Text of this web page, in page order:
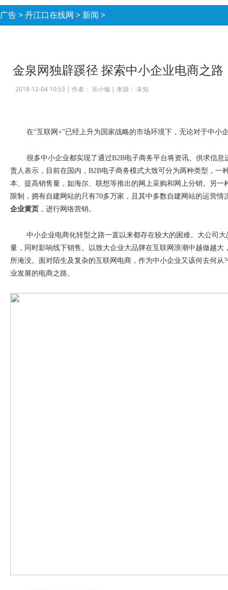
广告>丹江口在线网 > 新闻 >
金泉网独辟蹊径 探索中小企业电商之路
2018-12-04 10:53 | 作者： 乐小编 | 来源： 未知
在“互联网 +”已经上升为国家战略的市场环境下，无论对于中小
很多中小企业都实现了通过B2B电子商务平台将资讯、供求信息
责人表示，目前在国内， B2B电子商务模式大致可分为两种类型，一
本、提高销售量，如海尔、联想等推出的网上采购和网上分销。另一
限制，拥有自建网站的只有70多万家，且其中多数自建网站的运营情
企业黄页，进行网络营销。
中小企业电商化转型之路一直以来都存在较大的困难。大公司
量，同时影响线下销售。以致大企业大品牌在互联网浪潮中越做越
所淹没。面对陌生及复杂的互联网电商，作为中小企业又该何去何从?
业发展的电商之路。